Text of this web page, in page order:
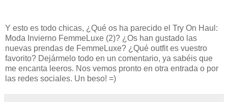
Y esto es todo chicas, ¿Qué os ha parecido el Try On Haul:
Moda Invierno FemmeLuxe (2)? ¿Os han gustado las
nuevas prendas de FemmeLuxe? ¿Qué outfit es vuestro
favorito? Dejármelo todo en un comentario, ya sabéis que
me encanta leeros. Nos vemos pronto en otra entrada o por
las redes sociales. Un beso! =)